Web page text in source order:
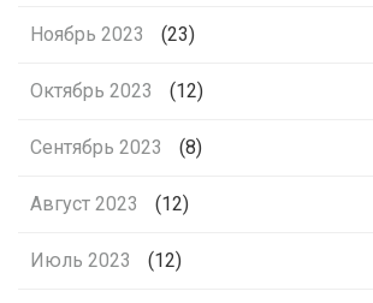
Ноябрь 2023 (23)
Октябрь 2023 (12)
Сентябрь 2023 (8)
Август 2023 (12)
Июль 2023 (12)